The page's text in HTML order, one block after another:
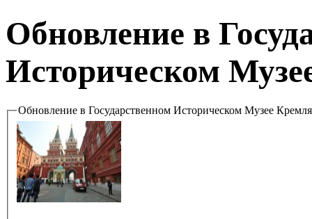
Обновление в
Историческом
Обновление в Государственном Историческом Музее